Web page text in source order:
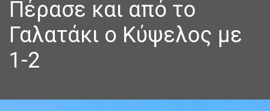
Πέρασε και από το
Γαλατάκι ο Κύψελος με
1-2